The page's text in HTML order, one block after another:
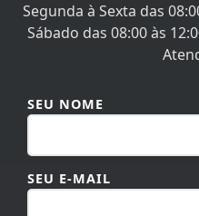
Segunda à Sexta das
Sábado das 08:00 às
SEU NOME
SEU E-MAIL